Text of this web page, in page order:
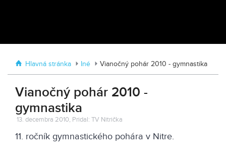
Hlavná stránka Iné Vianočný pohár 2010 - gymnastika
Vianočný pohár 2010 -
gymnastika
13. decembra 2010, Pridal: TV Nitrička
11. ročník gymnastického pohára v Nitre.